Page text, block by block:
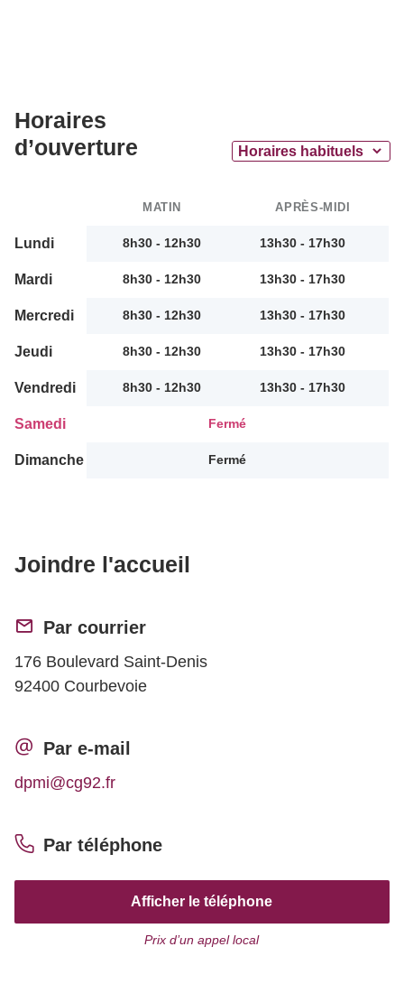
Horaires
d’ouverture
MATIN APRÈS-MIDI
Lundi 8h30 - 12h30 13h30 - 17h30
Mardi 8h30 - 12h30 13h30 - 17h30
Mercredi 8h30 - 12h30 13h30 - 17h30
Jeudi 8h30 - 12h30 13h30 - 17h30
Vendredi 8h30 - 12h30 13h30 - 17h30
Samedi Fermé
Dimanche Fermé
Joindre l'accueil
Par courrier
176 Boulevard Saint-Denis
92400 Courbevoie
Par téléphone
Afficher le téléphone
Prix d’un appel local
Par e-mail
dpmi@cg92.fr